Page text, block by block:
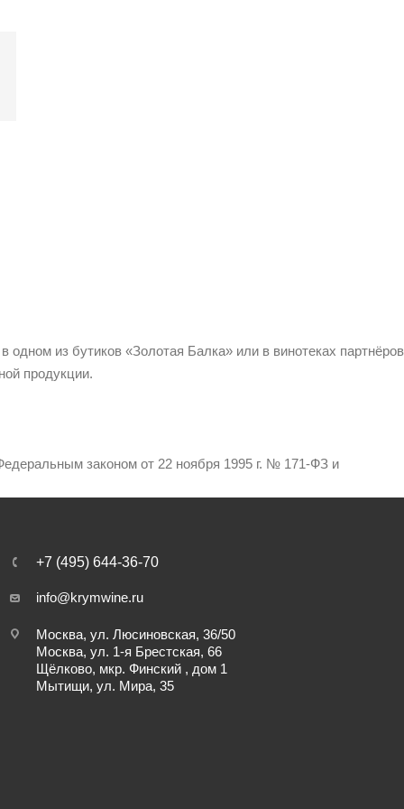
одном из бутиков «Золотая Балка» или в винотеках партнёров
продукции.
законом от 22 ноября 1995 г. № 171-ФЗ и
+7 (495) 644-36-70
info@krymwine.ru
Москва, ул. Люсиновская, 36/50
Москва, ул. 1-я Брестская, 66
Щёлково, мкр. Финский , дом 1
Мытищи, ул. Мира, 35